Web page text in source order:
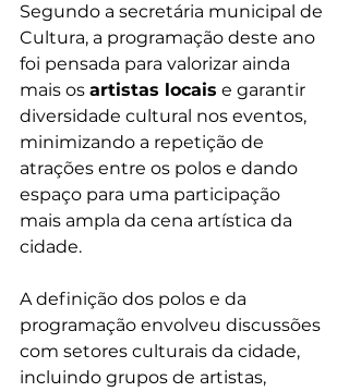
Segundo a secretária municipal de
Cultura, a programação deste ano
foi pensada para valorizar ainda
mais os artistas locais e garantir
diversidade cultural nos eventos,
minimizando a repetição de
atrações entre os polos e dando
espaço para uma participação
mais ampla da cena artística da
cidade.
A definição dos polos e da
programação envolveu discussões
com setores culturais da cidade,
incluindo grupos de artistas,